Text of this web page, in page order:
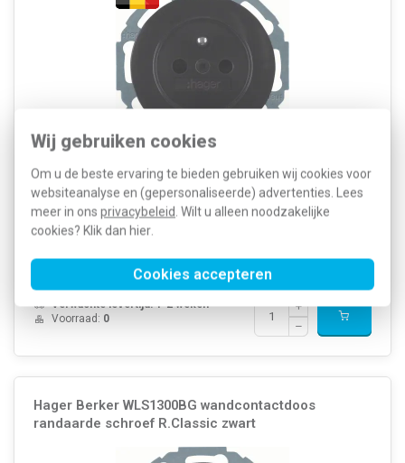
Wij gebruiken cookies
Om u de beste ervaring te bieden gebruiken wij cookies voor
websiteanalyse en (gepersonaliseerde) advertenties. Lees
meer in ons privacybeleid . Wilt u alleen noodzakelijke
cookies? Klik dan hier
Cookies accepteren
Hager Berker stopcontact met penaarde (België) en verhoogde
aanraakbeveiliging, R.Classic, zwart glans. Met
klauwbevestiging/spreidklemmen. Excl. afdekraam.
Meer informatie »
SKU:WLS1600BG
3250610092279
Verwachte levertijd: 1-2 weken
Voorraad: 0
Hager Berker WLS1300BG wandcontactdoos
randaarde schroef R.Classic zwart